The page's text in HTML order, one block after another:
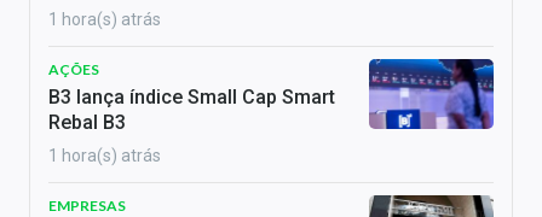
1 hora(s) atrás
AÇÕES
B3 lança índice Small Cap Smart
Rebal B3
1 hora(s) atrás
EMPRESAS